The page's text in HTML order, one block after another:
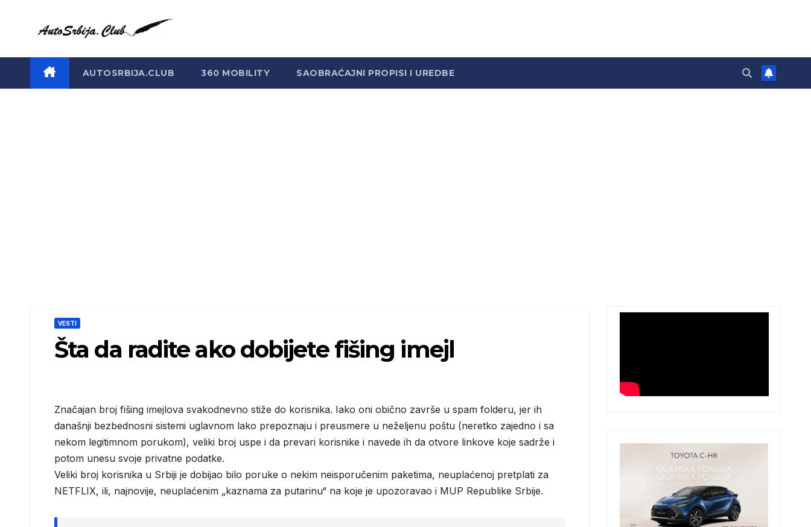
AUTOSRBIJA.CLUB 360 MOBILITY SAOBRAĆAJNI PROPISI I UREDBE
VESTI
Šta da radite ako dobijete fišing imejl
Značajan broj fišing imejlova svakodnevno stiže do korisnika. Iako oni obično završe u spam folderu, jer ih
današnji bezbednosni sistemi uglavnom lako prepoznaju i preusmere u neželjenu poštu (neretko zajedno i sa
nekom legitimnom porukom), veliki broj uspe i da prevari korisnike i navede ih da otvore linkove koje sadrže i
potom unesu svoje privatne podatke.
Veliki broj korisnika u Srbiji je dobijao bilo poruke o nekim neisporučenim paketima, neuplaćenoj pretplati za
NETFLIX, ili, najnovije, neuplaćenim „kaznama za putarinu“ na koje je upozoravao i MUP Republike Srbije.